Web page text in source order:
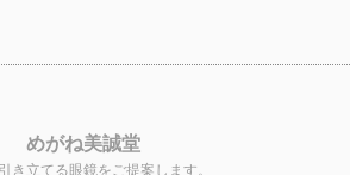
めがね美誠堂
き立てる眼鏡をご提案します。